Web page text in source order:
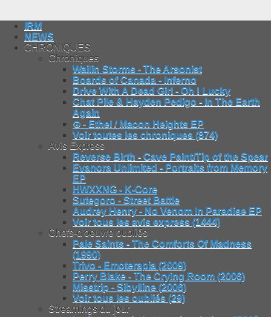
IRM
NEWS
CHRONIQUES
Chroniques
Wailin Storms - The Arsonist
Boards of Canada - Inferno
Drive With A Dead Girl - Oh ! Lucky
Chat Pile & Hayden Pedigo - In The Earth
Again
⊙ - Ethel / Macon Heights EP
Voir toutes les chroniques (874)
Avis Express
Reverse Birth - Cave Paint/Tip of the Spear
Evanora Unlimited - Portraits from Memory
EP
HWXXNG - K-Core
Sutegoro - Street Battle
Audrey Henry - No Venom In Paradise EP
Voir tous les avis express (1444)
Chefs-d'oeuvre oubliés
Pale Saints - The Comforts Of Madness
(1990)
Trivo - Emoterapia (2009)
Perry Blake - The Crying Room (2006)
Misstrip - Sibylline (2006)
Voir tous les oubliés (29)
Streamings du jour